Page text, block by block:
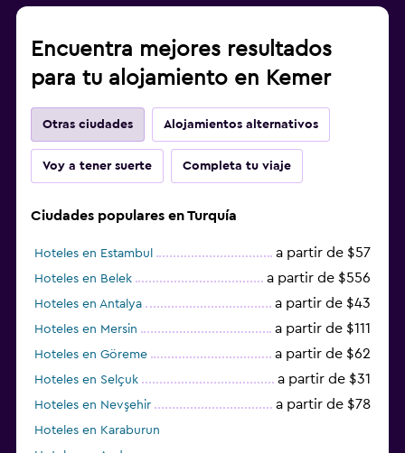
Encuentra mejores resultados
para tu alojamiento en Kemer
Otras ciudades Alojamientos alternativos
Voy a tener suerte Completa tu viaje
Ciudades populares en Turquía
Hoteles en Estambul a partir de $57
Hoteles en Belek a partir de $556
Hoteles en Antalya a partir de $43
Hoteles en Mersin a partir de $111
Hoteles en Göreme a partir de $62
Hoteles en Selçuk a partir de $31
Hoteles en Nevşehir a partir de $78
Hoteles en Karaburun